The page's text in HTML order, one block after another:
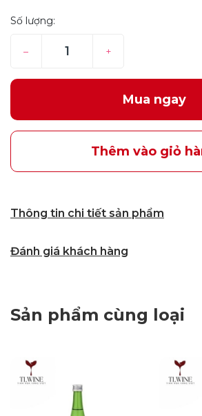
Số lượng:
– +
Mua ngay
Thêm vào giỏ
Thông tin chi tiết sản phẩm
Đánh giá khách hàng
Sản phẩm cùng loại